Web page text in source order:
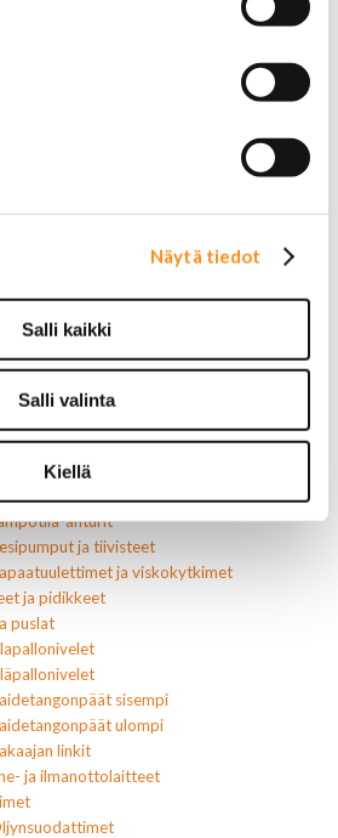
Näytä tiedot
Salli kaikki
Salli valinta
Kiellä
Muut jarruosat
ja akselitiivisteet
ja osat
kotelot, tiivisteet
anturit
ja tiivisteet
ja viskokytkimet
ja pidikkeet
puslat
sisempi
ulompi
linkit
ja ilmanottolaitteet